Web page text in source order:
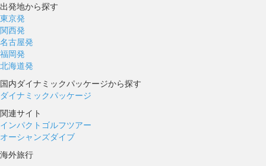
出発地から探す
東京発
関西発
名古屋発
福岡発
北海道発
国内ダイナミックパッケージから探す
ダイナミックパッケージ
関連サイト
インパクトゴルフツアー
オーシャンズダイブ
海外旅行